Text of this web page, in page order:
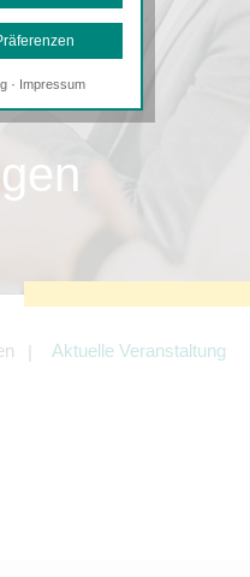
Aktuelle Veranstaltung
erforderlich, um die
Cookies
der
Facebook und
· Impressum